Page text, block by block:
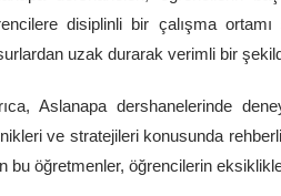
disiplinli bir çalışma
uzak durarak verimli bir
Aslanapa dershanelerinde
ve stratejileri konusunda
bu öğretmenler, öğrencilerin